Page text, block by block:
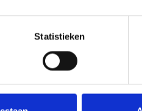
Statistieken